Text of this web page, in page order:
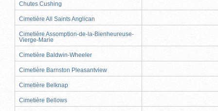
Chutes Cushing
Cimetière All Saints Anglican
Cimetière Assomption-de-la-Bienheureuse-
Vierge-Marie
Cimetière Baldwin-Wheeler
Cimetière Barnston Pleasantview
Cimetière Belknap
Cimetière Bellows